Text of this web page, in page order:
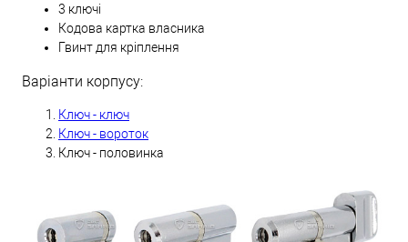
3 ключі
Кодова картка власника
Гвинт для кріплення
Варіанти корпусу:
Ключ - ключ
Ключ - вороток
Ключ - половинка